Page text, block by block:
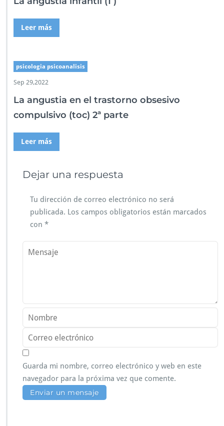
Leer más
psicologia psicoanalisis
Sep 29,2022
La angustia en el trastorno obsesivo
compulsivo (toc) 2ª parte
Leer más
Dejar una respuesta
Tu dirección de correo electrónico no será
publicada. Los campos obligatorios están marcados
con *
Guarda mi nombre, correo electrónico y web en este
navegador para la próxima vez que comente.